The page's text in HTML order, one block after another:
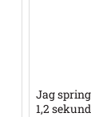
Jag
1,2